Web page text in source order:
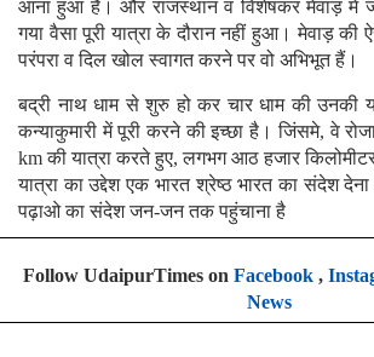
आना हुआ है। और राजस्थान व विशेषकर मेवाड़ में
गया वैसा पूरी यात्रा के दौरान नहीं हुआ। मेवाड़ की
परंपरा व दिल खोल स्वागत करने पर वो अभिभूत हैं।
बद्री नाथ धाम से शुरु हो कर चार धाम की उनकी
कन्याकुमारी में पूरी करने की इच्छा है। जिंसमे, वे
km की यात्रा करते हुए, लगभग आठ हजार
यात्रा का उद्देश एक भारत श्रेष्ठ भारत का संदेश
पढ़ाओ का संदेश जन-जन तक पहुंचाना है
Follow UdaipurTimes on Facebook,
News